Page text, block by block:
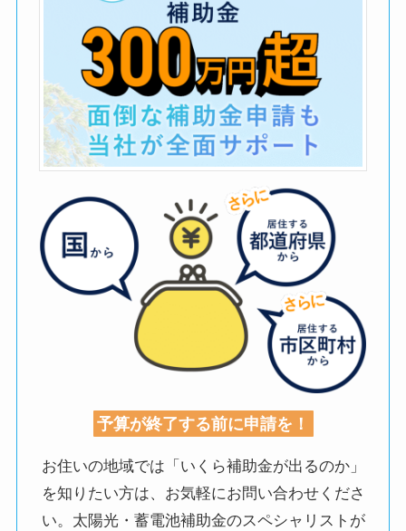
予算が終了する前に申請を！
お住いの地域では「いくら補助金が出るのか」
を知りたい方は、お気軽にお問い合わせくださ
い。 太陽光・蓄電池補助金のスペシャリストが